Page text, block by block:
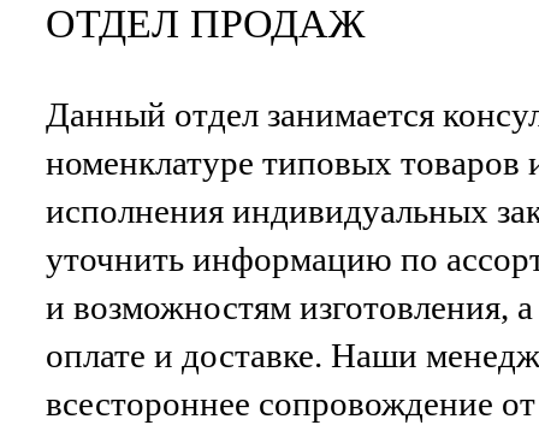
ОТДЕЛ ПРОДАЖ
Данный отдел занимается
номенклатуре типовых товаров
исполнения индивидуальных
уточнить информацию по
и возможностям изготовления,
оплате и доставке. Наши
всестороннее сопровождение